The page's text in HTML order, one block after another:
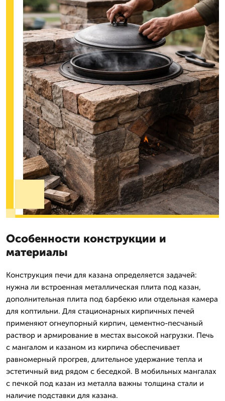
Особенности конструкции и
материалы
Конструкция печи для казана определяется задачей:
нужна ли встроенная металлическая плита под казан,
дополнительная плита под барбекю или отдельная камера
для коптильни. Для стационарных кирпичных печей
применяют огнеупорный кирпич, цементно-песчаный
раствор и армирование в местах высокой нагрузки. Печь
с мангалом и казаном из кирпича обеспечивает
равномерный прогрев, длительное удержание тепла и
эстетичный вид рядом с беседкой. В мобильных мангалах
с печкой под казан из металла важны толщина стали и
наличие подставки для казана.